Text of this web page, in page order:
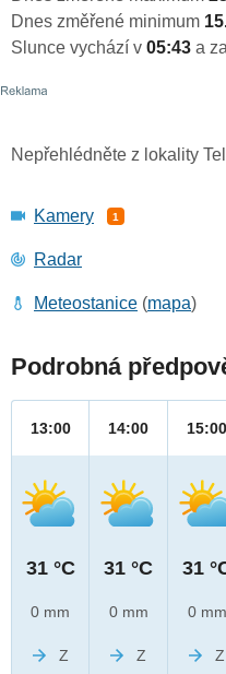
Dnes změřené minimum
Slunce vychází v 05:43 a
Nepřehlédněte z lokality
Kamery 1
Radar
Meteostanice (mapa)
Podrobná
13:00
31 °C
0 mm
Z
14:00
31 °C
0 mm
Z
15:00
31
0 mm
Z